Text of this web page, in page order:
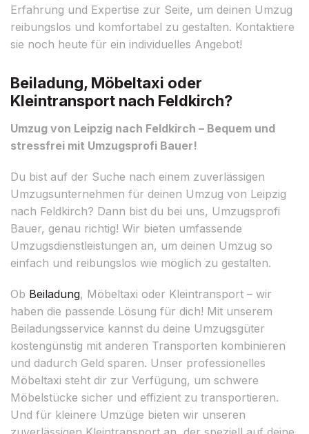
Erfahrung und Expertise zur Seite, um deinen Umzug
reibungslos und komfortabel zu gestalten. Kontaktiere
sie noch heute für ein individuelles Angebot!
Beiladung, Möbeltaxi oder
Kleintransport nach Feldkirch?
Umzug von Leipzig nach Feldkirch – Bequem und
stressfrei mit Umzugsprofi Bauer!
Du bist auf der Suche nach einem zuverlässigen
Umzugsunternehmen für deinen Umzug von Leipzig
nach Feldkirch? Dann bist du bei uns, Umzugsprofi
Bauer, genau richtig! Wir bieten umfassende
Umzugsdienstleistungen an, um deinen Umzug so
einfach und reibungslos wie möglich zu gestalten.
Ob Beiladung, Möbeltaxi oder Kleintransport – wir
haben die passende Lösung für dich! Mit unserem
Beiladungsservice kannst du deine Umzugsgüter
kostengünstig mit anderen Transporten kombinieren
und dadurch Geld sparen. Unser professionelles
Möbeltaxi steht dir zur Verfügung, um schwere
Möbelstücke sicher und effizient zu transportieren.
Und für kleinere Umzüge bieten wir unseren